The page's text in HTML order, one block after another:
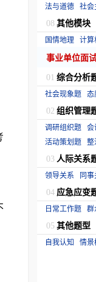
法与道德 社会
08 其他模块
国情地理 计算
事业单位面
01 综合分析
社会现象题 态
02 组织管理
调研组织题 会
活动策划题 整
03 人际关系
领导关系 同事
04 应急应变
日常工作题 群
05 其他题型
自我认知 情景